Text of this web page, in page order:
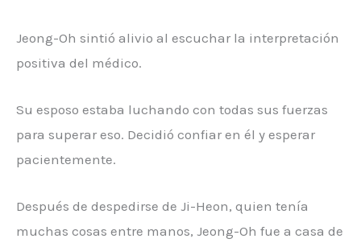
Jeong-Oh sintió alivio al escuchar la interpretación
positiva del médico.
Su esposo estaba luchando con todas sus fuerzas
para superar eso. Decidió confiar en él y esperar
pacientemente.
Después de despedirse de Ji-Heon, quien tenía
muchas cosas entre manos, Jeong-Oh fue a casa de